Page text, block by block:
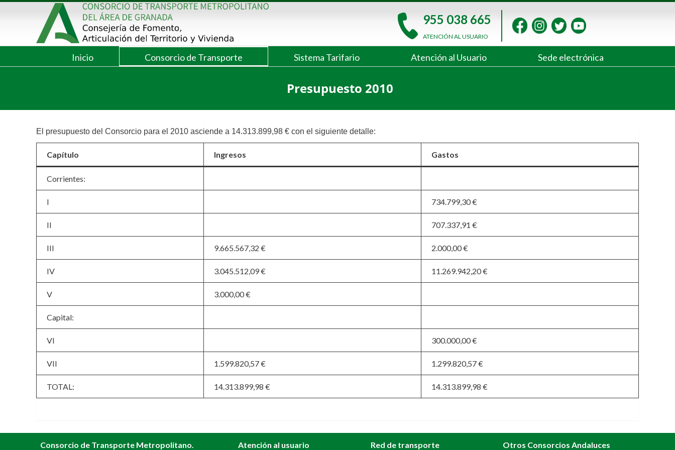
955 038 665
ATENCIÓN AL USUARIO
Inicio Consorcio de Transporte Sistema Tarifario Atención al Usuario Sede electrónica
Presupuesto 2010
El presupuesto del Consorcio para el 2010 asciende a 14.313.899,98 € con el siguiente detalle:
Capítulo Ingresos Gastos
Corrientes:
I 734.799,30 €
II 707.337,91 €
III 9.665.567,32 € 2.000,00 €
IV 3.045.512,09 € 11.269.942,20 €
V 3.000,00 €
Capital:
VI 300.000,00 €
VII 1.599.820,57 € 1.299.820,57 €
TOTAL: 14.313.899,98 € 14.313.899,98 €
Consorcio de Transporte Metropolitano. Atención al usuario Red de transporte Otros Consorcios Andaluces